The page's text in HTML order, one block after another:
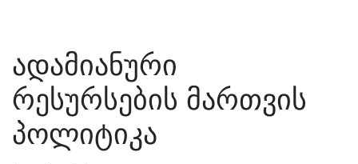
ადამიანური
რესურსების მართვის
პოლიტიკა